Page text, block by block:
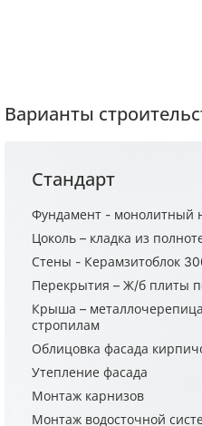
Варианты
Стандарт
Фундамент - монолитный
Цоколь – кладка из
Стены - Керамзитоблок
Перекрытия – Ж/б плиты
Крыша –
стропилам
Облицовка фасада
Утепление фасада
Монтаж карнизов
Монтаж водосточной